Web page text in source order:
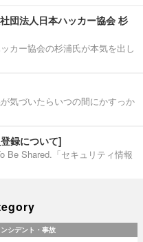
団法人日本ハッカー協会 杉
カー協会の杉浦氏が本気を出し
気づいたらいつの間にかすっか
録について]
Be Shared.「セキュリティ情報
ンシデント・事故